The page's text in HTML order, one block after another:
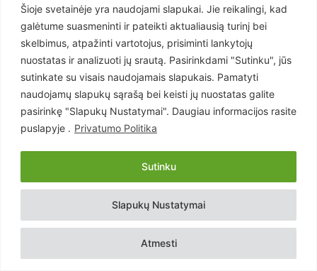
Šioje svetainėje yra naudojami slapukai. Jie reikalingi, kad
galėtume suasmeninti ir pateikti aktualiausią turinį bei
skelbimus, atpažinti vartotojus, prisiminti lankytojų
nuostatas ir analizuoti jų srautą. Pasirinkdami "Sutinku", jūs
sutinkate su visais naudojamais slapukais. Pamatyti
naudojamų slapukų sąrašą bei keisti jų nuostatas galite
pasirinkę "Slapukų Nustatymai". Daugiau informacijos rasite
puslapyje . Privatumo Politika
Slapukų Nustatymai
Atmesti
Sutinku
21 kovo, 2023
POPULIARIOS KATEGORIJOS
Politika
Nuomonės
2174
Teisėsauga
Aktualu
1373
Статьи на русском
282
Muzika
116